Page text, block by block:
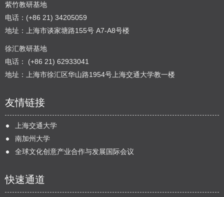
紫竹教研基地
电话：(+86 21) 34205059
地址：上海市谈家塘路155号 A7-A8号楼
徐汇教研基地
电话： (+86 21) 62933041
地址：上海市徐汇区华山路1954号上海交通大学教一楼
友情链接
上海交通大学
南加州大学
全球文化创意产业合作与发展国际会议
快速通道